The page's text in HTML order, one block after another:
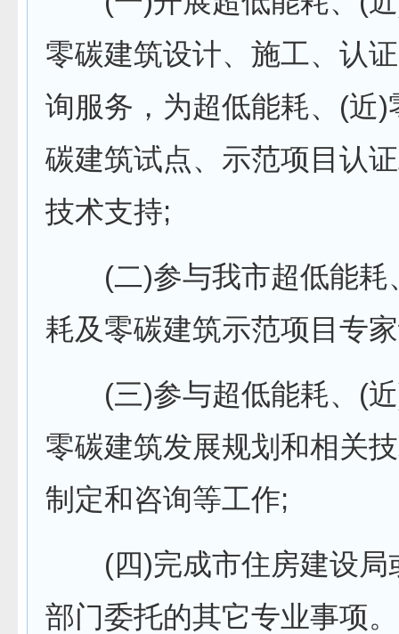
零碳建筑设计、施工、认
询服务，为超低能耗、(近)
碳建筑试点、示范项目认
技术支持;
(二)参与我市超低能耗
耗及零碳建筑示范项目专
(三)参与超低能耗、(近
零碳建筑发展规划和相关
制定和咨询等工作;
(四)完成市住房建设局
部门委托的其它专业事项。